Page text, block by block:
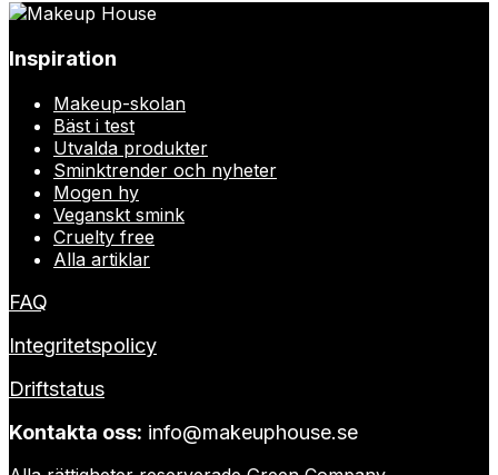
Inspiration
Makeup-skolan
Bäst i test
Utvalda produkter
Sminktrender och nyheter
Mogen hy
Veganskt smink
Cruelty free
Alla artiklar
FAQ
Integritetspolicy
Driftstatus
Kontakta oss: info@makeuphouse.se